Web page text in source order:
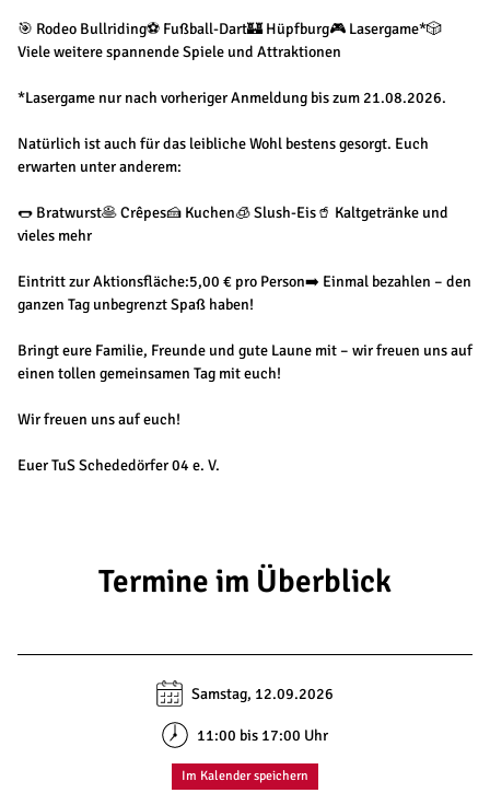
🎯 Rodeo Bullriding⚽ Fußball-Dart🏰 Hüpfburg🎮 Lasergame*🎲
Viele weitere spannende Spiele und Attraktionen
*Lasergame nur nach vorheriger Anmeldung bis zum 21.08.2026.
Natürlich ist auch für das leibliche Wohl bestens gesorgt. Euch
erwarten unter anderem:
🌭 Bratwurst🥞 Crêpes🍰 Kuchen🧊 Slush-Eis🥤 Kaltgetränke und
vieles mehr
Eintritt zur Aktionsfläche:5,00 € pro Person➡️ Einmal bezahlen – den
ganzen Tag unbegrenzt Spaß haben!
Bringt eure Familie, Freunde und gute Laune mit – wir freuen uns auf
einen tollen gemeinsamen Tag mit euch!
Wir freuen uns auf euch!
Euer TuS Schededörfer 04 e. V.
Termine im Überblick
Samstag, 12.09.2026
11:00 bis 17:00 Uhr
Im Kalender speichern